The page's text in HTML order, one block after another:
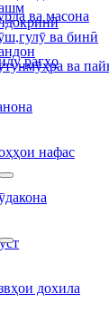
ва масона
рагҳо
нафас
дохила
ва бинӣ
ва